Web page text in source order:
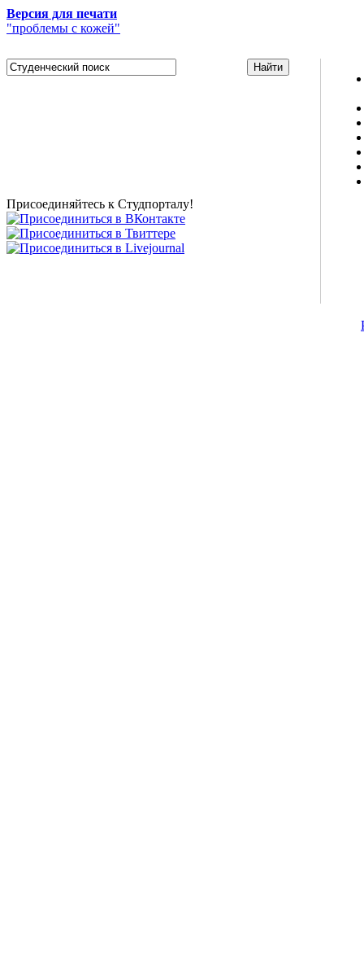
Версия для печати
"проблемы с кожей"
Присоединяйтесь к Студпорталу!